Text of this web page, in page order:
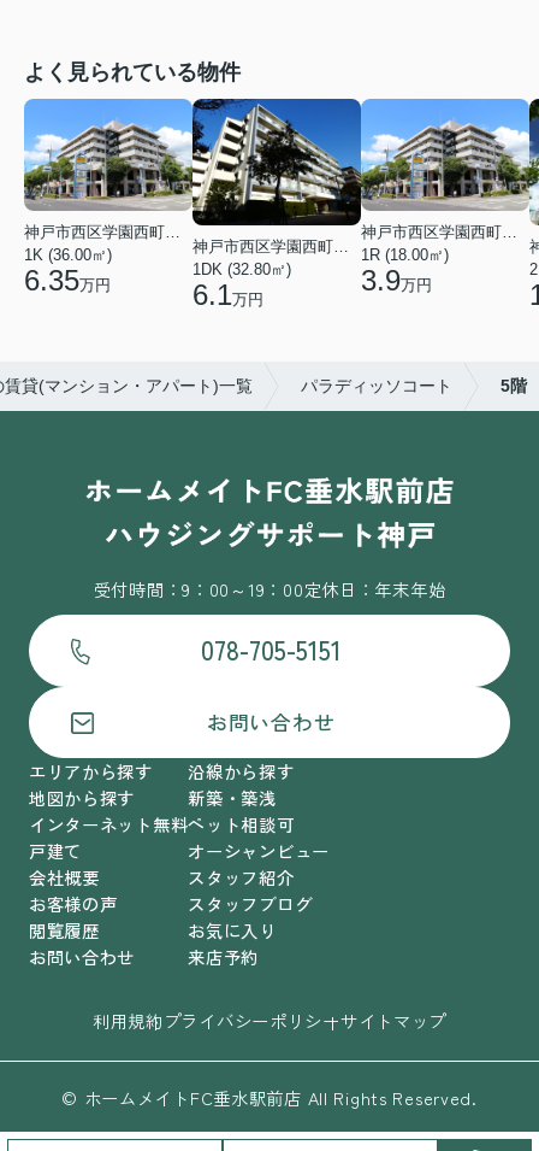
よく見られている物件
1K (36.00㎡)
6.35万円
1DK (32.80㎡)
6.1万円
1R (18.00㎡)
3.9万円
貸(マンション・アパート)一覧 パラディッソコート 5階
受付時間：9：00～19：00定休日：年末年始
078-705-5151
お問い合わせ
エリアから探す
地図から探す
インターネット無料
戸建て
会社概要
お客様の声
閲覧履歴
お問い合わせ
沿線から探す
新築・築浅
ペット相談可
オーシャンビュー
スタッフ紹介
スタッフブログ
お気に入り
来店予約
利用規約プライバシーポリシーサイトマップ
© ホームメイトFC垂水駅前店 All Rights Reserved.